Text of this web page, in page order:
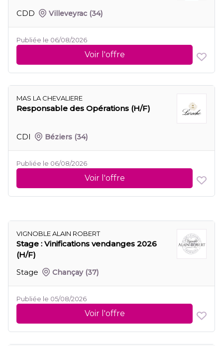
CDD Villeveyrac (34)
Publiée le 06/08/2026
Voir l'offre
MAS LA CHEVALIERE
Responsable des Opérations (H/F)
CDI Béziers (34)
Publiée le 06/08/2026
Voir l'offre
VIGNOBLE ALAIN ROBERT
Stage : Vinifications vendanges 2026
(H/F)
Stage
Chançay (37)
Publiée le 05/08/2026
Voir l'offre